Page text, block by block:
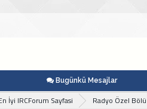
Bugünkü Mesajlar
İyi IRCForum Sayfasi
Radyo Özel